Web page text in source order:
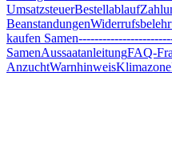
UmsatzsteuerBestellablauf
Beanstandungen
kaufen Samen
SamenAussaatanleitungFAQ-
AnzuchtWarnhinweisKlimazone